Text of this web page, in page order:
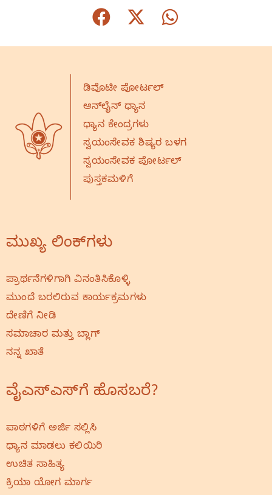
ಡಿವೊಟೀ ಪೋರ್ಟಲ್
ಆನ್‌ಲೈನ್‌ ಧ್ಯಾನ
ಧ್ಯಾನ ಕೇಂದ್ರಗಳು
ಸ್ವಯಂಸೇವಕ ಶಿಷ್ಯರ ಬಳಗ
ಸ್ವಯಂಸೇವಕ ಪೋರ್ಟಲ್
ಪುಸ್ತಕಮಳಿಗೆ
ಮುಖ್ಯ ಲಿಂಕ್‌ಗಳು
ಪ್ರಾರ್ಥನೆಗಳಿಗಾಗಿ ವಿನಂತಿಸಿಕೊಳ್ಳಿ
ಮುಂದೆ ಬರಲಿರುವ ಕಾರ್ಯಕ್ರಮಗಳು
ದೇಣಿಗೆ ನೀಡಿ
ಸಮಾಚಾರ ಮತ್ತು ಬ್ಲಾಗ್
ನನ್ನ ಖಾತೆ
ವೈಎಸ್‌ಎಸ್‌ಗೆ ಹೊಸಬರೆ?
ಪಾಠಗಳಿಗೆ ಅರ್ಜಿ ಸಲ್ಲಿಸಿ
ಧ್ಯಾನ ಮಾಡಲು ಕಲಿಯಿರಿ
ಉಚಿತ ಸಾಹಿತ್ಯ
ಕ್ರಿಯಾ ಯೋಗ ಮಾರ್ಗ